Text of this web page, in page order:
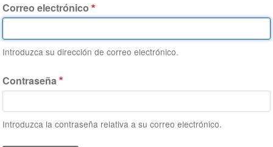
Correo electrónico
Introduzca su dirección de correo electrónico.
Contraseña
Introduzca la contraseña relativa a su correo electrónico.